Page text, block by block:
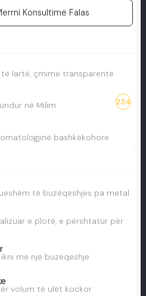
Konsultimë Falas
lartë, çmime transparente
në Milim 234
bashkëkohore
të buzëqeshjes pa metal
e plotë, e përshtatur për
me një buzëqeshje
volum të ulët kockor